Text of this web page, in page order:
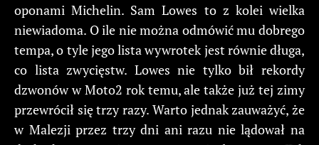
oponami Michelin. Sam Lowes to z kolei wielka
niewiadoma. O ile nie można odmówić mu dobrego
tempa, o tyle jego lista wywrotek jest równie długa,
co lista zwycięstw. Lowes nie tylko bił rekordy
dzwonów w Moto2 rok temu, ale także już tej zimy
przewrócił się trzy razy. Warto jednak zauważyć, że
w Malezji przez trzy dni ani razu nie lądował na